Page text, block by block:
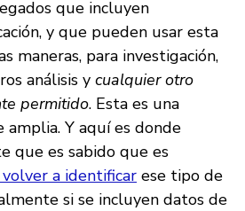
que incluyen
y que pueden usar esta
maneras, para investigación,
análisis y cualquier otro
permitido. Esta es una
amplia. Y aquí es donde
que es sabido que es
a identificar ese tipo de
si se incluyen datos de